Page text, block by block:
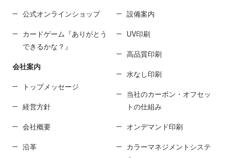
公式オンラインショップ
カードゲーム『ありがとう
できるかな？』
会社案内
トップメッセージ
経営方針
会社概要
沿革
設備案内
UV印刷
高品質印刷
水なし印刷
当社のカーボン・オフセッ
トの仕組み
オンデマンド印刷
カラーマネジメントシステ